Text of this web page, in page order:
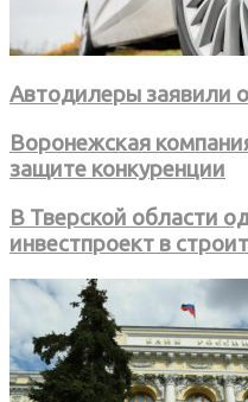
Автодилеры заявили
Воронежская
защите конкуренции
В Тверской области
инвестпроект в